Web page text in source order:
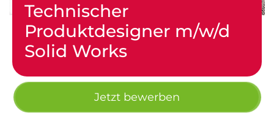
Technischer
Produktdesigner m/w/d
Solid Works
Jetzt bewerben